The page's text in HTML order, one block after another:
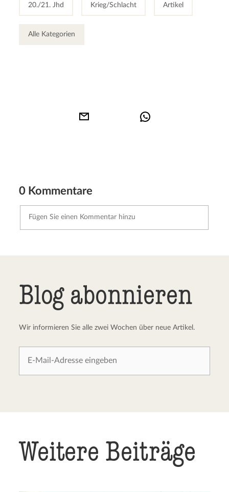
20./21. Jhd Krieg/Schlacht Artikel
Alle Kategorien
0 Kommentare
Blog abonnieren
Wir informieren Sie alle zwei Wochen über neue Artikel.
Weitere Beiträge